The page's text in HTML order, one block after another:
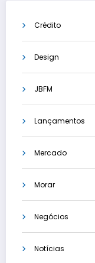
Crédito
Design
JBFM
Lançamentos
Mercado
Morar
Negócios
Notícias